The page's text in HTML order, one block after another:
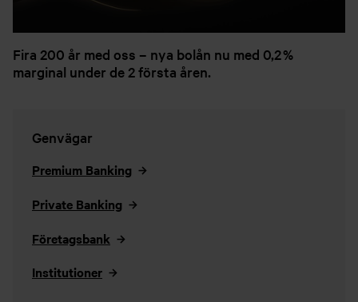
Fira 200 år med oss – nya bolån nu med 0,2 %
marginal under de 2 första åren.
Genvägar
Premium Banking
Private Banking
Företagsbank
Institutioner